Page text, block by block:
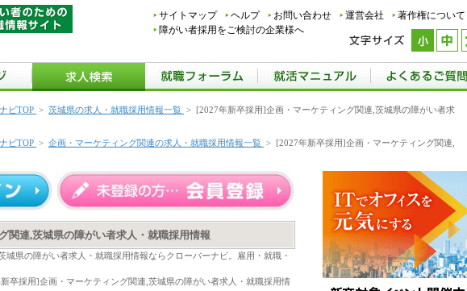
サイトマップ ヘルプ お問い合わせ 運営会社
著作権について
障がい者採用をご検討の企業様へ
ビTOP > 茨城県の求人・就職採用情報一覧 > [2027年新卒採用]企画・マーケティング関連,茨城県の障がい者求
ビTOP > 企画・マーケティング関連の求人・就職採用情報一覧 > [2027年新卒採用]企画・マーケティング関連,
関連,茨城県の障がい者求人・就職採用情報
県の障がい者求人・就職採用情報ならクローバーナビ。雇用・就職・
卒採用]企画・マーケティング関連,茨城県の障がい者求人・就職採用情